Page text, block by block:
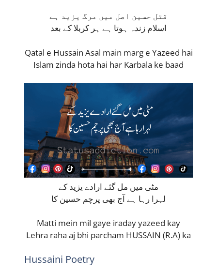
قتل حسین اصل میں مرگ یزید ہے
اسلام زندہ ہوتا ہے ہر کربلا كے بعد
Qatal e Hussain Asal main marg e Yazeed hai
Islam zinda hota hai har Karbala ke baad
مٹی میں مل گئے ارادے یزید کے
لہرا رہا ہے آج بھی پرچم حسین کا
Matti mein mil gaye iraday yazeed kay
Lehra raha aj bhi parcham HUSSAIN (R.A) ka
Hussaini Poetry